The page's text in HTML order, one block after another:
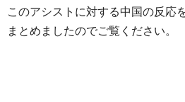
このアシストに対する中国の反応
まとめましたのでご覧ください。